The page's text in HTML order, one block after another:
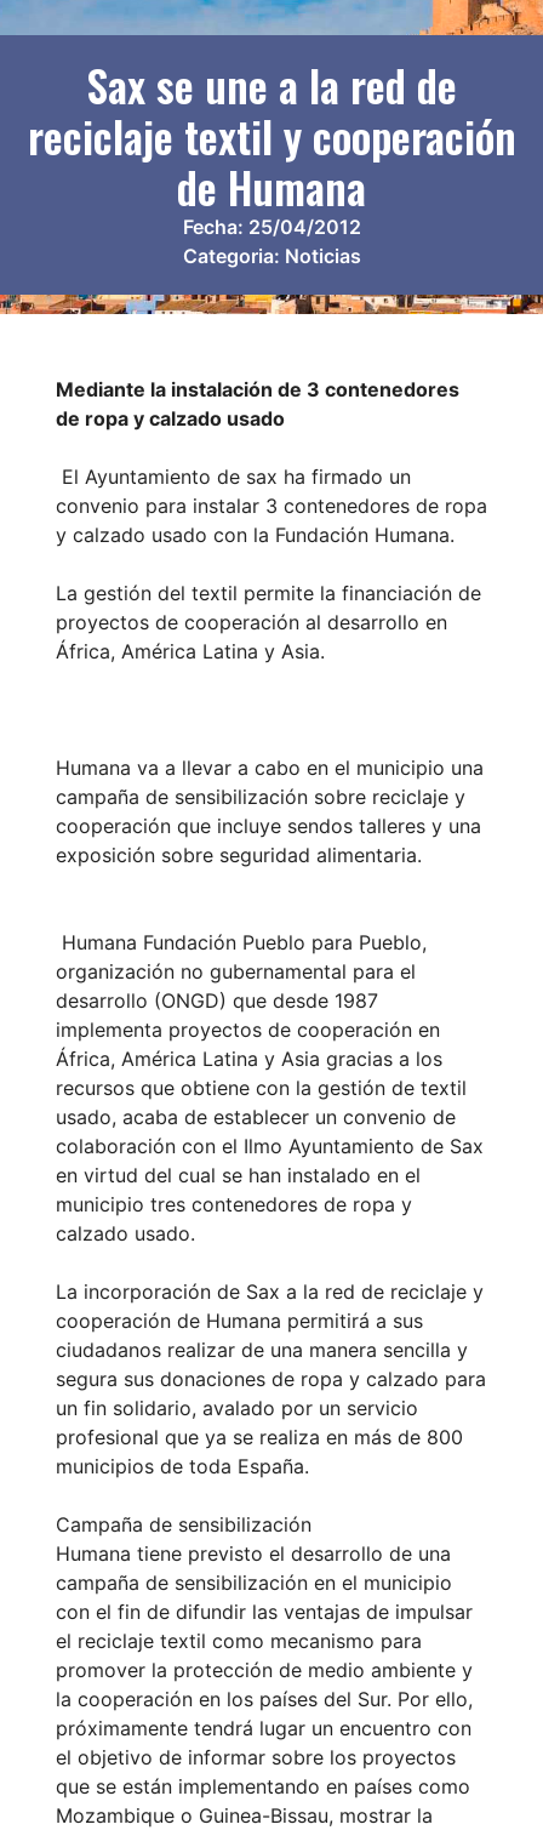
Sax se une a la red de
reciclaje textil y cooperación
de Humana
Fecha: 25/04/2012
Categoria: Noticias
Mediante la instalación de 3 contenedores
de ropa y calzado usado
El Ayuntamiento de sax ha firmado un
convenio para instalar 3 contenedores de ropa
y calzado usado con la Fundación Humana.
La gestión del textil permite la financiación de
proyectos de cooperación al desarrollo en
África, América Latina y Asia.
Humana va a llevar a cabo en el municipio una
campaña de sensibilización sobre reciclaje y
cooperación que incluye sendos talleres y una
exposición sobre seguridad alimentaria.
Humana Fundación Pueblo para Pueblo,
organización no gubernamental para el
desarrollo (ONGD) que desde 1987
implementa proyectos de cooperación en
África, América Latina y Asia gracias a los
recursos que obtiene con la gestión de textil
usado, acaba de establecer un convenio de
colaboración con el Ilmo Ayuntamiento de Sax
en virtud del cual se han instalado en el
municipio tres contenedores de ropa y
calzado usado.
La incorporación de Sax a la red de reciclaje y
cooperación de Humana permitirá a sus
ciudadanos realizar de una manera sencilla y
segura sus donaciones de ropa y calzado para
un fin solidario, avalado por un servicio
profesional que ya se realiza en más de 800
municipios de toda España.
Campaña de sensibilización
Humana tiene previsto el desarrollo de una
campaña de sensibilización en el municipio
con el fin de difundir las ventajas de impulsar
el reciclaje textil como mecanismo para
promover la protección de medio ambiente y
la cooperación en los países del Sur. Por ello,
próximamente tendrá lugar un encuentro con
el objetivo de informar sobre los proyectos
que se están implementando en países como
Mozambique o Guinea-Bissau, mostrar la